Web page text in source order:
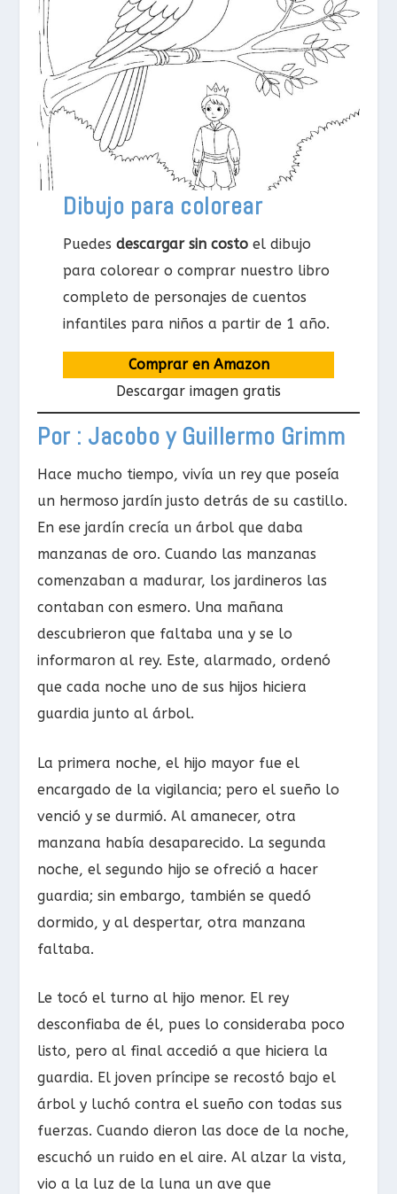
Dibujo para colorear
Puedes descargar sin costo el dibujo
para colorear o comprar nuestro libro
completo de personajes de cuentos
infantiles para niños a partir de 1 año.
Comprar en Amazon
Descargar imagen gratis
Por : Jacobo y Guillermo Grimm
Hace mucho tiempo, vivía un rey que poseía
un hermoso jardín justo detrás de su castillo.
En ese jardín crecía un árbol que daba
manzanas de oro. Cuando las manzanas
comenzaban a madurar, los jardineros las
contaban con esmero. Una mañana
descubrieron que faltaba una y se lo
informaron al rey. Este, alarmado, ordenó
que cada noche uno de sus hijos hiciera
guardia junto al árbol.
La primera noche, el hijo mayor fue el
encargado de la vigilancia; pero el sueño lo
venció y se durmió. Al amanecer, otra
manzana había desaparecido. La segunda
noche, el segundo hijo se ofreció a hacer
guardia; sin embargo, también se quedó
dormido, y al despertar, otra manzana
faltaba.
Le tocó el turno al hijo menor. El rey
desconfiaba de él, pues lo consideraba poco
listo, pero al final accedió a que hiciera la
guardia. El joven príncipe se recostó bajo el
árbol y luchó contra el sueño con todas sus
fuerzas. Cuando dieron las doce de la noche,
escuchó un ruido en el aire. Al alzar la vista,
vio a la luz de la luna un ave que